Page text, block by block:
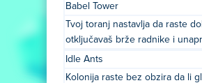
Babel Tower
Tvoj toranj nastavlja da raste
otključavaš brže radnike i
Idle Ants
Kolonija raste bez obzira da li